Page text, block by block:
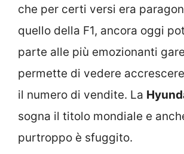
che per certi versi era
quello della F1, ancora oggi
parte alle più emozionanti
permette di vedere
il numero di vendite. La
sogna il titolo mondiale e
purtroppo è sfuggito.